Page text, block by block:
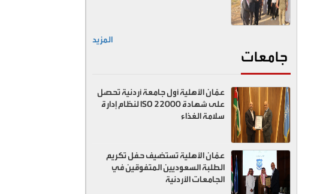
المزيد
جامعات
عمّان الأهلية أول جامعة أردنية تحصل
على شهادة ISO 22000 لنظام إدارة
سلامة الغذاء
عمّان الأهلية تستضيف حفل تكريم
الطلبة السعوديين المتفوقين في
الجامعات الأردنية